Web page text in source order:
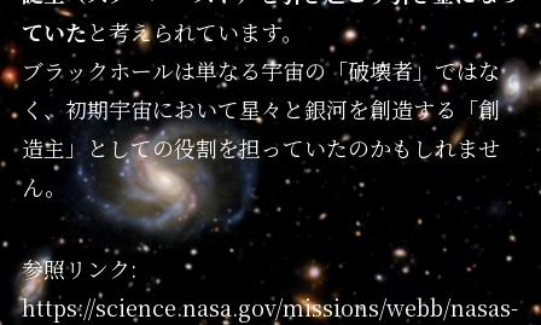
ていたと考えられています。
ブラックホールは単なる宇宙の「破壊者」ではな
く、初期宇宙において星々と銀河を創造する「創
造主」としての役割を担っていたのかもしれませ
ん。
参照リンク:
https://science.nasa.gov/missions/webb/nasas-